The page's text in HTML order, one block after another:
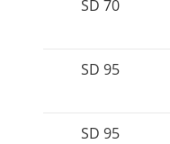
SD 70
SD 95
SD 95